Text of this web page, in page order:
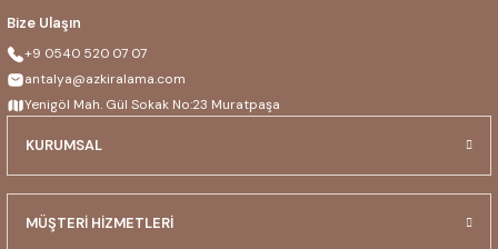
Bize Ulaşın
+9 0540 520 07 07
antalya@azkiralama.com
Yenigöl Mah. Gül Sokak No:23 Muratpaşa
KURUMSAL
MÜŞTERİ HİZMETLERİ